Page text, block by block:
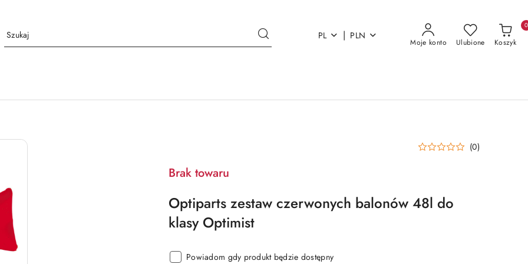
PL | PLN
Moje konto Ulubione Koszyk
0
(0)
Brak towaru
Optiparts zestaw czerwonych balonów 48l do
klasy Optimist
Powiadom gdy produkt będzie dostępny